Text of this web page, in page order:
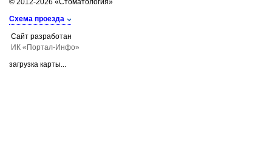
Схема проезда
Сайт разработан
ИК «Портал-Инфо»
загрузка карты...